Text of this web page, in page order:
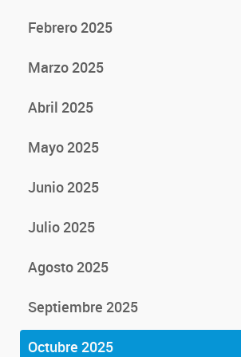
Febrero 2025
Marzo 2025
Abril 2025
Mayo 2025
Junio 2025
Julio 2025
Agosto 2025
Septiembre 2025
Octubre 2025